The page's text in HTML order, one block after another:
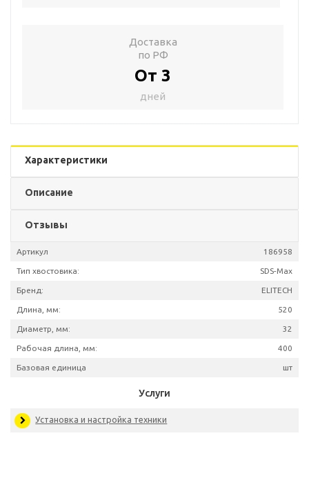
Доставка
по РФ
От 3
дней
Характеристики
Описание
Отзывы
Тип хвостовика: